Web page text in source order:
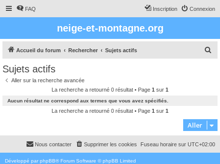
FAQ Connexion
Inscription
neige-et-montagne.org
Accueil du forum Rechercher Sujets actifs
c
h
e
Sujets actifs
Aller sur la recherche avancée
La recherche a retourné 0 résultat • Page 1 sur 1
Aucun résultat ne correspond aux termes que vous avez spécifiés.
La recherche a retourné 0 résultat • Page 1 sur 1
Aller
Fuseau horaire sur UTC+02:00
Supprimer les cookies
Nous contacter
Développé par phpBB® Forum Software © phpBB Limited